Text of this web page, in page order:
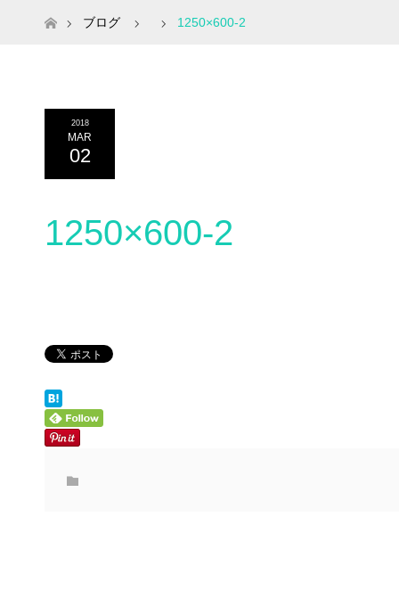
ホームブログ 1250×600-2
2018
MAR
02
1250×600-2